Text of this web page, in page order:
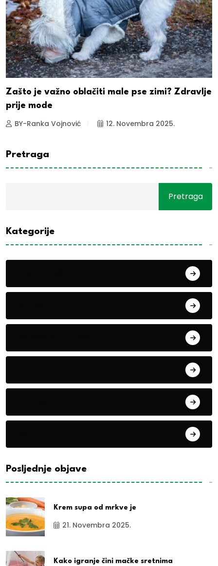
Zašto je važno oblačiti male pse zimi? Zdravlje
prije mode
BY-Ranka Vojnović 12. Novembra 2025.
Pretraga
Pretraga
Kategorije
Posljednje objave
Krem supa od mrkve je
21. Novembra 2025.
Kako igranje čini mačke sretnima